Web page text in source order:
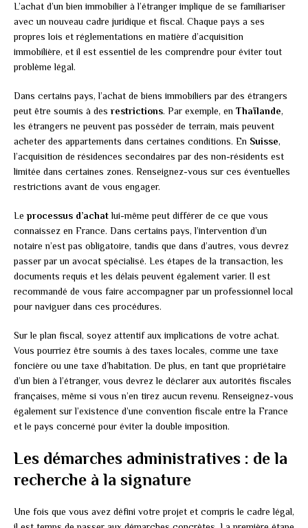
L’achat d’un bien immobilier à l’étranger implique de se familiariser
avec un nouveau cadre juridique et fiscal. Chaque pays a ses
propres lois et réglementations en matière d’acquisition
immobilière, et il est essentiel de les comprendre pour éviter tout
problème légal.
Dans certains pays, l’achat de biens immobiliers par des étrangers
peut être soumis à des restrictions. Par exemple, en Thaïlande,
les étrangers ne peuvent pas posséder de terrain, mais peuvent
acheter des appartements dans certaines conditions. En Suisse,
l’acquisition de résidences secondaires par des non-résidents est
limitée dans certaines zones. Renseignez-vous sur ces éventuelles
restrictions avant de vous engager.
Le processus d’achatlui-même peut différer de ce que vous
connaissez en France. Dans certains pays, l’intervention d’un
notaire n’est pas obligatoire, tandis que dans d’autres, vous devrez
passer par un avocat spécialisé. Les étapes de la transaction, les
documents requis et les délais peuvent également varier. Il est
recommandé de vous faire accompagner par un professionnel local
pour naviguer dans ces procédures.
Sur le plan fiscal, soyez attentif aux implications de votre achat.
Vous pourriez être soumis à des taxes locales, comme une taxe
foncière ou une taxe d’habitation. De plus, en tant que propriétaire
d’un bien à l’étranger, vous devrez le déclarer aux autorités fiscales
françaises, même si vous n’en tirez aucun revenu. Renseignez-vous
également sur l’existence d’une convention fiscale entre la France
et le pays concerné pour éviter la double imposition.
Les démarches administratives : de la
recherche à la signature
Une fois que vous avez défini votre projet et compris le cadre légal,